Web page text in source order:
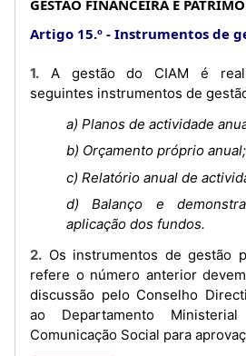
GESTÃO FINANCEIRA E
Artigo 15.º
Instrumentos de
1. A gestão do CIAM é realizada mediante os
seguintes instrumentos de
a) Planos de actividade
b) Orçamento próprio anual;
c) Relatório anual de
d) Balanço e
aplicação dos fundos.
2. Os instrumentos de gestão previsional a que se
refere o número anterior
discussão pelo Conselho
ao Departamento
Comunicação Social para